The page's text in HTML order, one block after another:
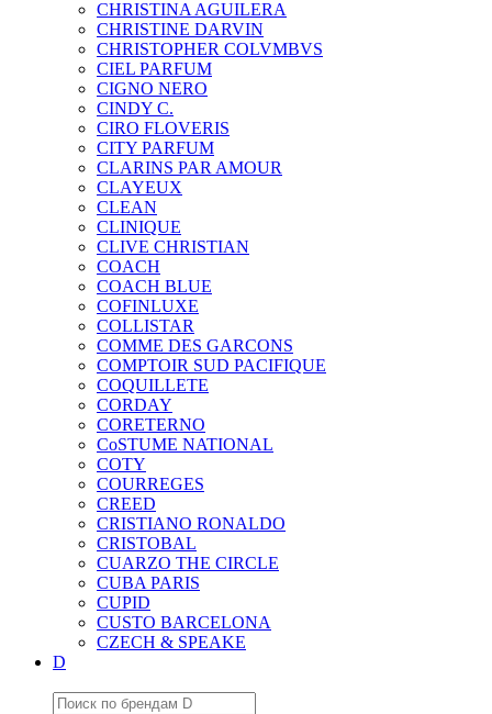
CHRISTINA AGUILERA
CHRISTINE DARVIN
CHRISTOPHER COLVMBVS
CIEL PARFUM
CIGNO NERO
CINDY C.
CIRO FLOVERIS
CITY PARFUM
CLARINS PAR AMOUR
CLAYEUX
CLEAN
CLINIQUE
CLIVE CHRISTIAN
COACH
COACH BLUE
COFINLUXE
COLLISTAR
COMME DES GARCONS
COMPTOIR SUD PACIFIQUE
COQUILLETE
CORDAY
CORETERNO
CoSTUME NATIONAL
COTY
COURREGES
CREED
CRISTIANO RONALDO
CRISTOBAL
CUARZO THE CIRCLE
CUBA PARIS
CUPID
CUSTO BARCELONA
CZECH & SPEAKE
D